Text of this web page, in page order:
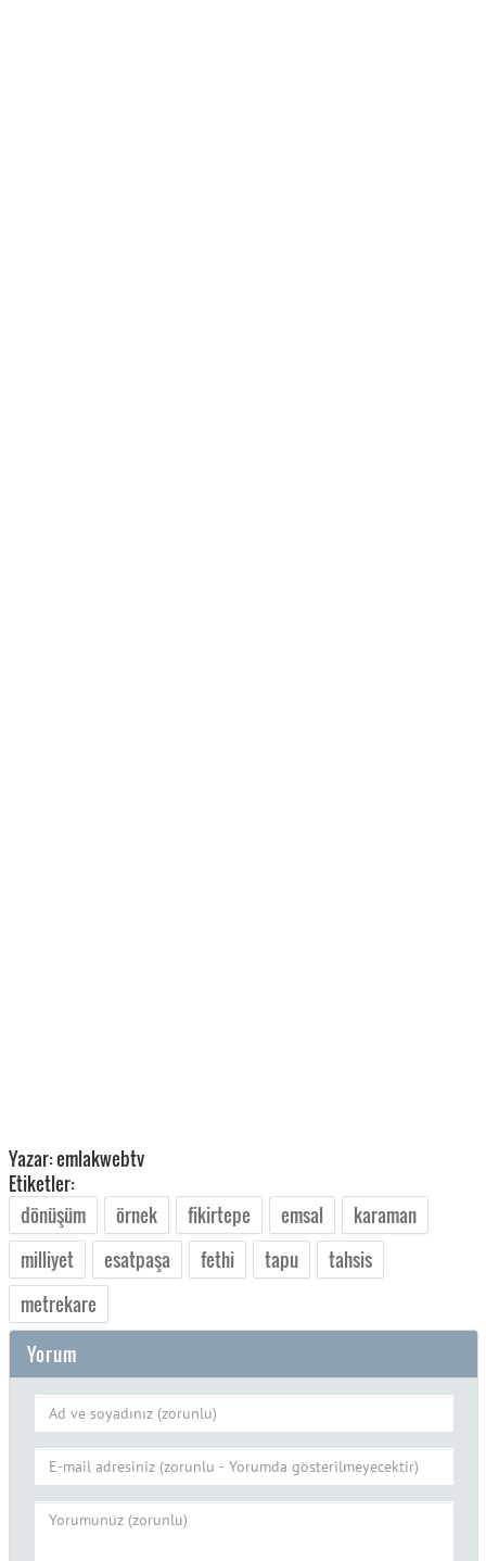
Yazar: emlakwebtv
Etiketler:
dönüşüm
örnek fikirtepe emsal
karaman
milliyet
esatpaşa fethi tapu
tahsis
metrekare
Yorum